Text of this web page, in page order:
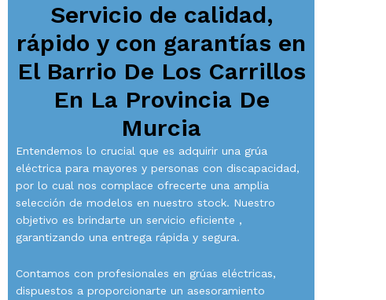
Servicio de calidad,
rápido y con garantías en
El Barrio De Los Carrillos
En La Provincia De
Murcia
Entendemos lo crucial que es adquirir una grúa
eléctrica para mayores y personas con discapacidad,
por lo cual nos complace ofrecerte una amplia
selección de modelos en nuestro stock. Nuestro
objetivo es brindarte un servicio eficiente ,
garantizando una entrega rápida y segura.
Contamos con profesionales en grúas eléctricas,
dispuestos a proporcionarte un asesoramiento